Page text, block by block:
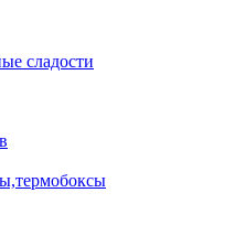
сладости